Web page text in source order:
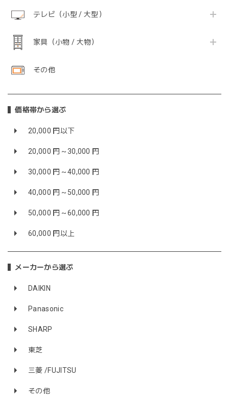
テレビ（小型 / 大型）
家具（小物 / 大物）
その他
価格帯から選ぶ
20,000 円以下
20,000 円～30,000 円
30,000 円～40,000 円
40,000 円～50,000 円
50,000 円～60,000 円
60,000 円以上
メーカーから選ぶ
DAIKIN
Panasonic
SHARP
東芝
三菱 /FUJITSU
その他